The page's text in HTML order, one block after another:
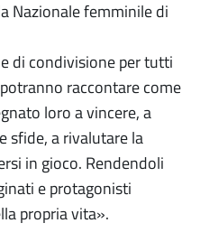
Nazionale femminile di
di condivisione per tutti
raccontare come
loro a vincere, a
sfide, a rivalutare la
in gioco. Rendendoli
e protagonisti
propria vita».